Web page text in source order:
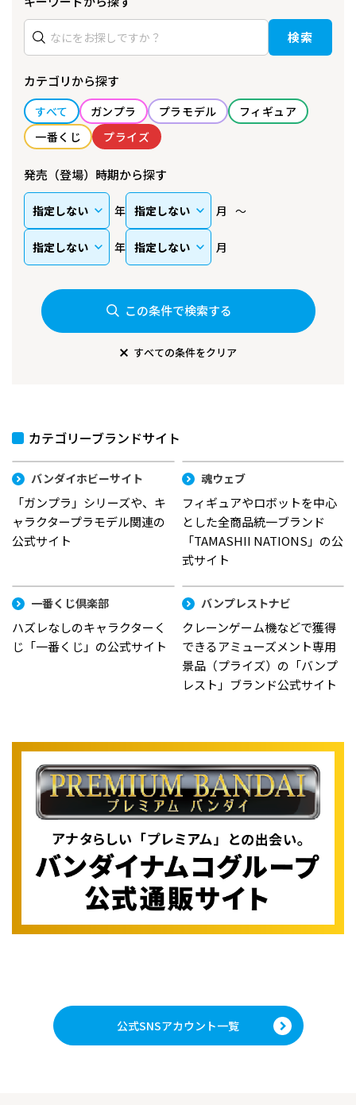
検索
カテゴリから探す
すべて ガンプラ プラモデル
フィギュア
一番くじ
プライズ
発売（登場）時期から探す
年 月
年 月
この条件で検索する
すべての条件をクリア
カテゴリーブランドサイト
バンダイホビーサイト
「ガンプラ」シリーズや、キ
ャラクタープラモデル関連の
公式サイト
魂ウェブ
フィギュアやロボットを中心
とした全商品統一ブランド
「TAMASHII NATIONS」の公
式サイト
一番くじ倶楽部
ハズレなしのキャラクターく
じ「一番くじ」の公式サイト
バンプレストナビ
クレーンゲーム機などで獲得
できるアミューズメント専用
景品（プライズ）の「バンプ
レスト」ブランド公式サイト
公式SNSアカウント一覧